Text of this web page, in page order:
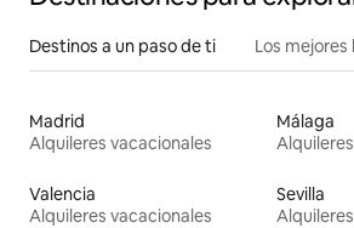
Destinos a un paso de ti Los
Madrid
Alquileres vacacionales
Málaga
Valencia
Alquileres vacacionales
Sevilla